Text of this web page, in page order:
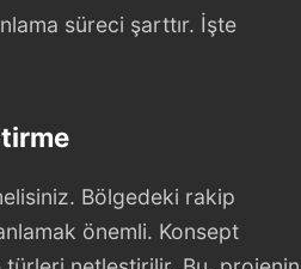
süreci şarttır. İşte
Bölgedeki rakip
önemli. Konsept